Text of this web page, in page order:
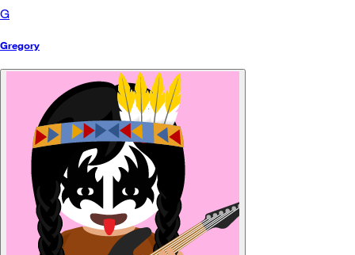
G
Gregory